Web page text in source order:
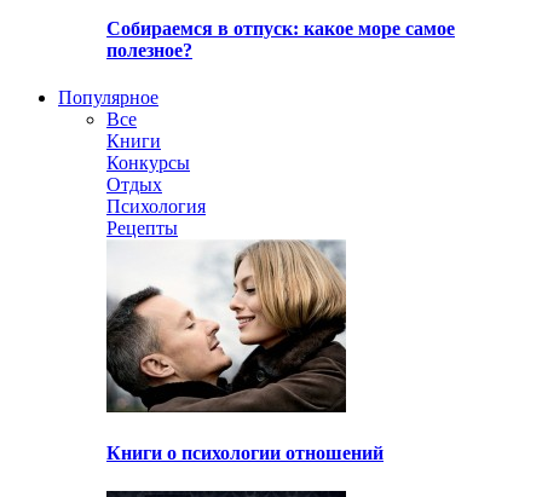
Собираемся в отпуск: какое море самое
полезное?
Популярное
Все
Книги
Конкурсы
Отдых
Психология
Рецепты
Книги о психологии отношений